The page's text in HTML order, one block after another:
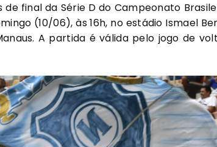
final da Série D do Campeonato
(10/06), às 16h, no estádio Ismael
A partida é válida pelo jogo de